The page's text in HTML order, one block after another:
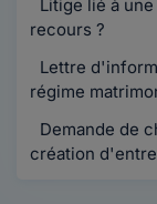
Litige lié à
recours ?
Lettre
régime
Demande de
création